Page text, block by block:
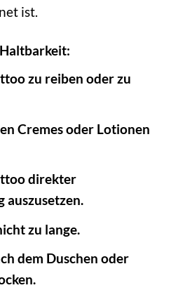
ist.
zu reiben oder zu
Cremes oder Lotionen
direkter
auszusetzen.
zu lange.
dem Duschen oder